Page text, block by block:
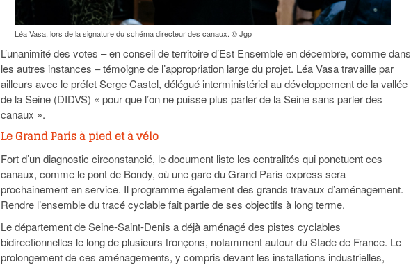
Léa Vasa, lors de la signature du schéma directeur des canaux. © Jgp
L’unanimité des votes – en conseil de territoire d’Est Ensemble en décembre, comme dans
les autres instances – témoigne de l’appropriation large du projet. Léa Vasa travaille par
ailleurs avec le préfet Serge Castel, délégué interministériel au développement de la vallée
de la Seine (DIDVS) « pour que l’on ne puisse plus parler de la Seine sans parler des
canaux ».
Le Grand Paris à pied et à vélo
Fort d’un diagnostic circonstancié, le document liste les centralités qui ponctuent ces
canaux, comme le pont de Bondy, où une gare du Grand Paris express sera
prochainement en service. Il programme également des grands travaux d’aménagement.
Rendre l’ensemble du tracé cyclable fait partie de ses objectifs à long terme.
Le département de Seine-Saint-Denis a déjà aménagé des pistes cyclables
bidirectionnelles le long de plusieurs tronçons, notamment autour du Stade de France. Le
prolongement de ces aménagements, y compris devant les installations industrielles,